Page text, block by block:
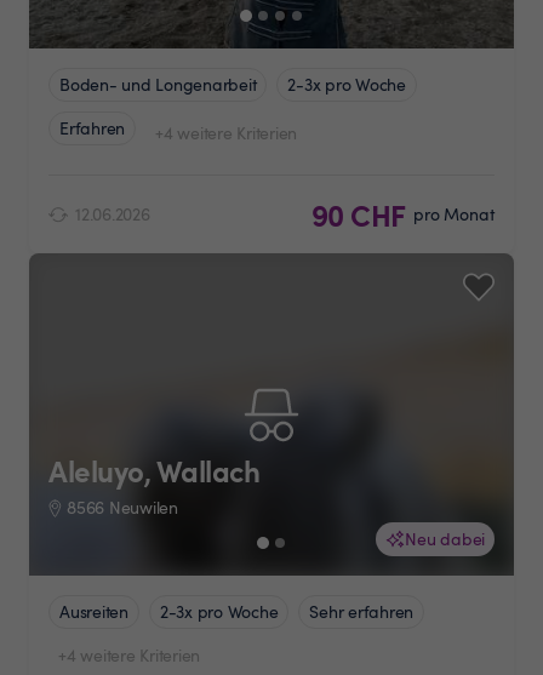
Boden- und Longenarbeit
2-3x pro Woche
Erfahren
+4 weitere Kriterien
12.06.2026 90 CHF pro Monat
Neu dabei
Aleluyo, Wallach
8566 Neuwilen
Ausreiten 2-3x pro Woche
Sehr erfahren
+4 weitere Kriterien